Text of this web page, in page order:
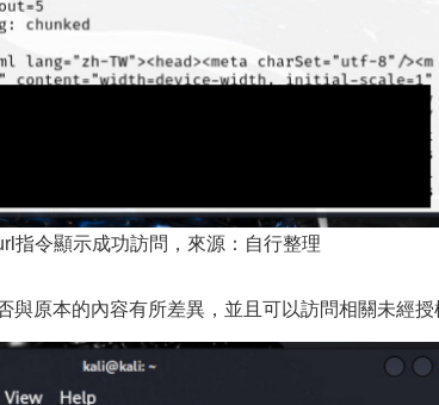
指令顯示成功訪問，來源：自行整理
原本的內容有所差異，並且可以訪問相關未經授